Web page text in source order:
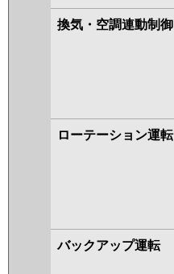
換気・空調連動制御
ローテーション運転
バックアップ運転